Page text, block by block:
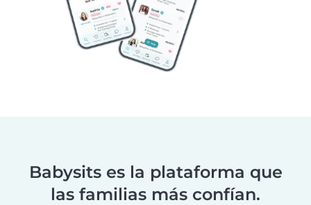
Babysits es la plataforma que
las familias más confían.